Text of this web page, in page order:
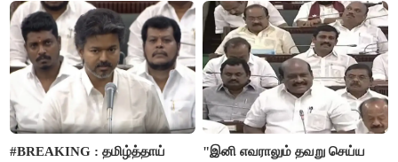
ஊக்கத்தொகையை உயர்த்த
முடிவு - முதலமைச்சர் விஜய்
அறிவிப்பு..!
தமிழர்கள் - எடப்பாடி பழனிசாமி..!
#BREAKING : தமிழ்த்தாய்
"இனி எவராலும் தவறு செய்ய